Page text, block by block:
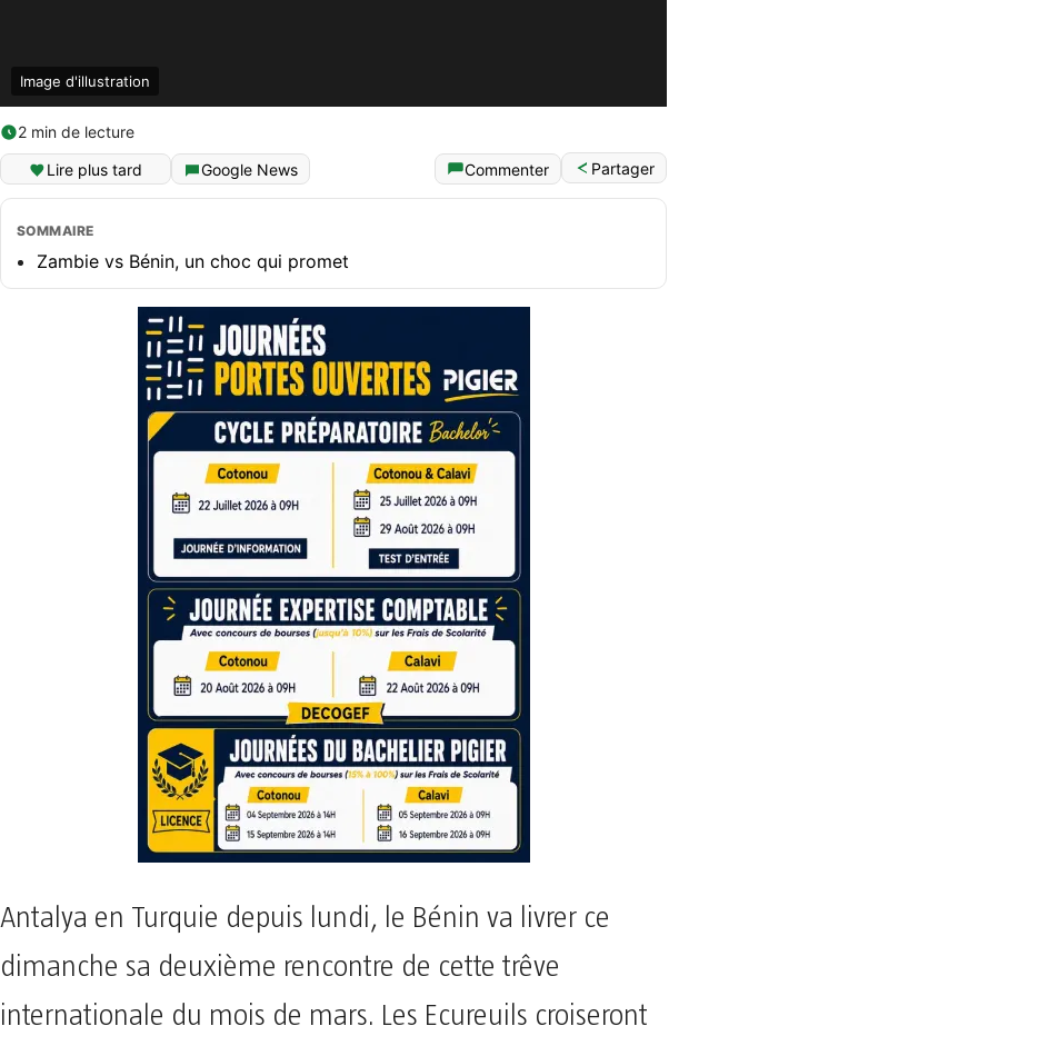
Image d'illustration
2 min de lecture
Lire plus tard
Google News Commenter Partager
SOMMAIRE
Zambie vs Bénin, un choc qui promet
Antalya en Turquie depuis lundi, le Bénin va livrer ce
dimanche sa deuxième rencontre de cette trêve
internationale du mois de mars. Les Ecureuils croiseront